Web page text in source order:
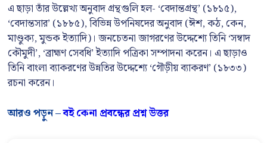
এ ছাড়া তাঁর উল্লেখ্য অনুবাদ গ্রন্থগুলি হল- ‘বেদান্তগ্রন্থ’ (১৮১৫),
‘বেদান্তসার’ (১৮৮৫), বিভিন্ন উপনিষদের অনুবাদ (ঈশ, কঠ, কেন,
মাণ্ডুক্য, মুন্ডক ইত্যাদি)। জনচেতনা জাগরণের উদ্দেশ্যে তিনি ‘সম্বাদ
কৌমুদী’, ‘ব্রাহ্মণ সেবধি’ ইত্যাদি পত্রিকা সম্পাদনা করেন। এ ছাড়াও
তিনি বাংলা ব্যাকরণের উন্নতির উদ্দেশ্যে ‘গৌড়ীয় ব্যাকরণ’ (১৮৩৩)
রচনা করেন।
আরও পড়ুন –বই কেনা প্রবন্ধের প্রশ্ন উত্তর